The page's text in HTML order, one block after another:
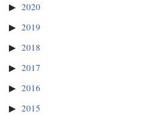
2020
2019
2018
2017
2016
2015